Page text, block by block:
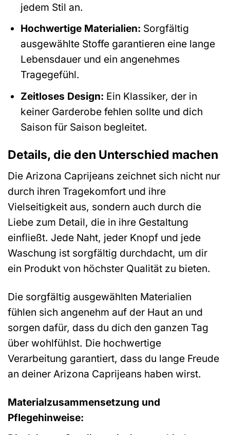
jedem Stil an.
Hochwertige Materialien: Sorgfältig
ausgewählte Stoffe garantieren eine lange
Lebensdauer und ein angenehmes
Tragegefühl.
Zeitloses Design: Ein Klassiker, der in
keiner Garderobe fehlen sollte und dich
Saison für Saison begleitet.
Details, die den Unterschied machen
Die Arizona Caprijeans zeichnet sich nicht nur
durch ihren Tragekomfort und ihre
Vielseitigkeit aus, sondern auch durch die
Liebe zum Detail, die in ihre Gestaltung
einfließt. Jede Naht, jeder Knopf und jede
Waschung ist sorgfältig durchdacht, um dir
ein Produkt von höchster Qualität zu bieten.
Die sorgfältig ausgewählten Materialien
fühlen sich angenehm auf der Haut an und
sorgen dafür, dass du dich den ganzen Tag
über wohlfühlst. Die hochwertige
Verarbeitung garantiert, dass du lange Freude
an deiner Arizona Caprijeans haben wirst.
Materialzusammensetzung und
Pflegehinweise: